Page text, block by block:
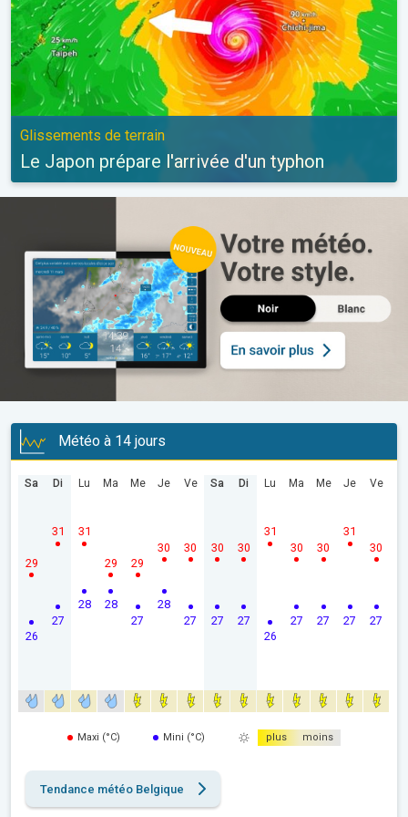
Glissements de terrain
Le Japon prépare l'arrivée d'un typhon
Météo à 14 jours
Sa
26
29
Di
27
31
Lu
28
31
Ma
28
29
Me
27
29
Je
28
30
Ve
27
30
Sa
27
30
Di
27
30
Lu
26
31
Ma
27
30
Me
27
30
Je
27
31
Ve
27
30
Maxi (°C) Mini (°C) plus moins
Tendance météo Belgique